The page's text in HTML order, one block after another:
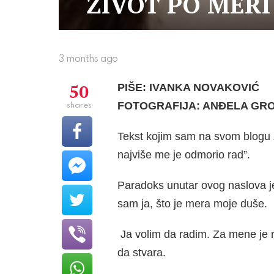
3 months ago
PIŠE: IVANKA NOVAKOVIĆ
FOTOGRAFIJA: ANĐELA
Tekst kojim sam na svom
najviše me je odmorio rad”.
Paradoks unutar ovog naslova
sam ja, što je mera moje duše.
Ja volim da radim. Za mene je
da stvara.
50
shares